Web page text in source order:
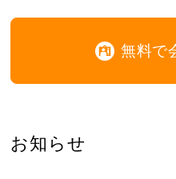
無料で
お知らせ